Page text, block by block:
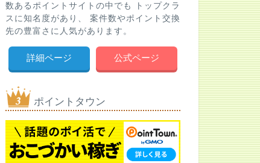
数あるポイントサイトの中でも トップクラ
スに知名度があり、 案件数やポイント交換
先の豊富さに人気があります。
詳細ページ 公式ページ
ポイントタウン